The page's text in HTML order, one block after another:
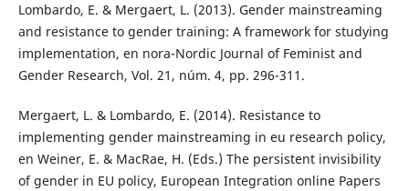
Lombardo, E. & Mergaert, L. (2013). Gender mainstreaming
and resistance to gender training: A framework for studying
implementation, en nora-Nordic Journal of Feminist and
Gender Research, Vol. 21, núm. 4, pp. 296-311.
Mergaert, L. & Lombardo, E. (2014). Resistance to
implementing gender mainstreaming in eu research policy,
en Weiner, E. & MacRae, H. (Eds.) The persistent invisibility
of gender in EU policy, European Integration online Papers